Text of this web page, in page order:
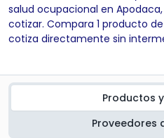
salud ocupacional en
cotizar. Compara 1 producto
cotiza directamente sin
Productos
Proveedores